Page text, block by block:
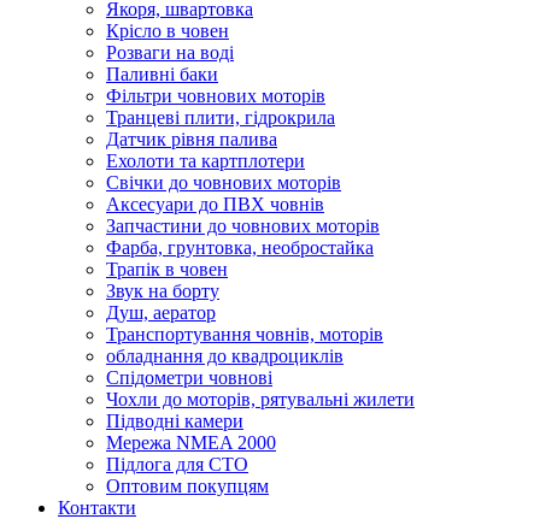
Якоря, швартовка
Крісло в човен
Розваги на воді
Паливні баки
Фільтри човнових моторів
Транцеві плити, гідрокрила
Датчик рівня палива
Ехолоти та картплотери
Cвічки до човнових моторів
Аксесуари до ПВХ човнів
Запчастини до човнових моторів
Фарба, грунтовка, необростайка
Трапік в човен
Звук на борту
Душ, аератор
Транспортування човнів, моторів
обладнання до квадроциклів
Спідометри човнові
Чохли до моторів, рятувальні жилети
Підводні камери
Мережа NMEA 2000
Підлога для СТО
Оптовим покупцям
Контакти